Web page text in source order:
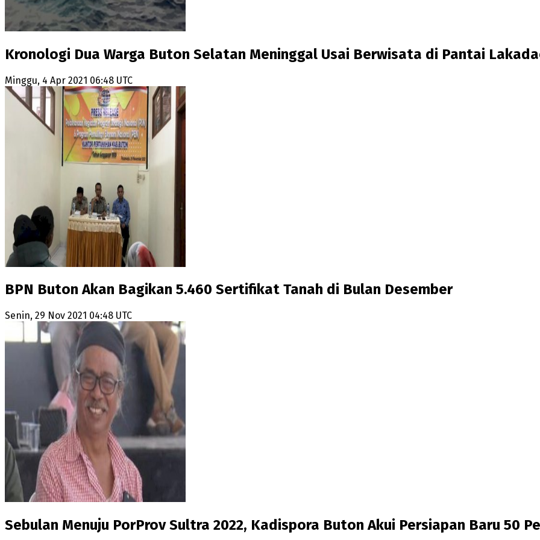
Kronologi Dua Warga Buton Selatan Meninggal Usai Berwisata di Pantai
Minggu, 4 Apr 2021 06:48 UTC
BPN Buton Akan Bagikan 5.460 Sertifikat Tanah di Bulan Desember
Senin, 29 Nov 2021 04:48 UTC
Sebulan Menuju PorProv Sultra 2022, Kadispora Buton Akui Persiapan Baru 50